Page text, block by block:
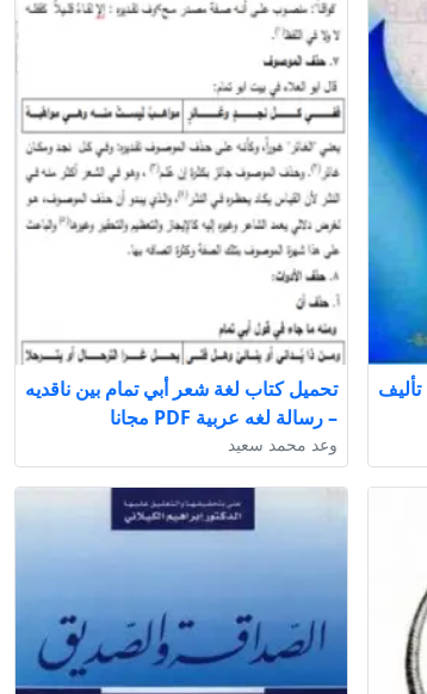
تحميل كتاب الشعلة الزرقاء PDF تأليف
تحميل كتاب لغة شعر أبي تمام بين ناقديه
– رسالة لغه عربية PDF مجانا
وعد محمد سعيد